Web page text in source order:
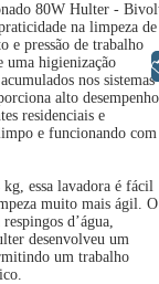
80W Hulter -
na limpeza de
pressão de trabalho
uma higienização
nos sistemas
alto desempenho
residenciais e
e funcionando com
essa lavadora é fácil
muito mais ágil. O
d’água,
desenvolveu um
um trabalho
Libras